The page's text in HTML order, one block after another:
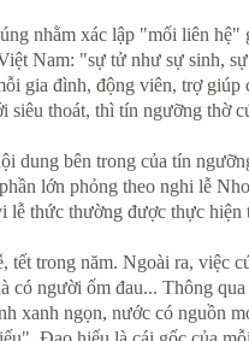
nhằm xác lập "mối liên
Nam: "sự tử như sự sinh,
gia đình, động viên, trợ
thoát, thì tín ngưỡng thờ
dung bên trong của tín
lớn phỏng theo nghi lễ
thức thường được thực
trong năm. Ngoài ra, việc
có người ốm đau... Thông
xanh ngọn, nước có nguồn